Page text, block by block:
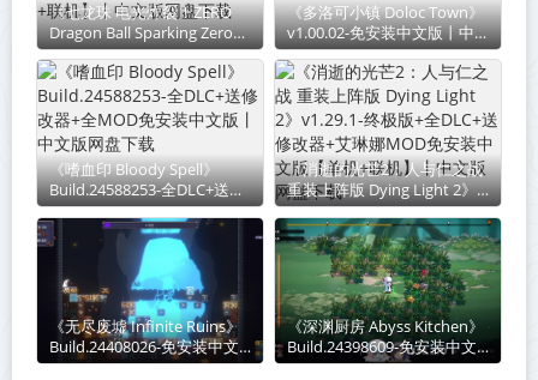
《七龙珠 电光炸裂！ZERO
Dragon Ball Sparking Zero》
v20260807-全DLC+送修改器
+免安装中文版【单机+联
机】丨中文版网盘下载
《多洛可小镇 Doloc Town》
v1.00.02-免安装中文版丨中文
版网盘下载
《嗜血印 Bloody Spell》
Build.24588253-全DLC+送修
改器+全MOD免安装中文版丨
中文版网盘下载
《消逝的光芒2：人与仁之战
重装上阵版 Dying Light 2》
v1.29.1-终极版+全DLC+送修
改器+艾琳娜MOD免安装中文
版【单机+联机】丨中文版网
盘下载
《无尽废墟 Infinite Ruins》
Build.24408026-免安装中文
版丨中文版网盘下载
《深渊厨房 Abyss Kitchen》
Build.24398609-免安装中文
版丨中文版网盘下载